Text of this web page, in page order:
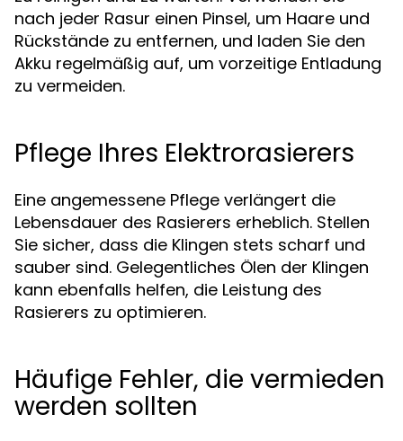
nach jeder Rasur einen Pinsel, um Haare und
Rückstände zu entfernen, und laden Sie den
Akku regelmäßig auf, um vorzeitige Entladung
zu vermeiden.
Pflege Ihres Elektrorasierers
Eine angemessene Pflege verlängert die
Lebensdauer des Rasierers erheblich. Stellen
Sie sicher, dass die Klingen stets scharf und
sauber sind. Gelegentliches Ölen der Klingen
kann ebenfalls helfen, die Leistung des
Rasierers zu optimieren.
Häufige Fehler, die vermieden
werden sollten